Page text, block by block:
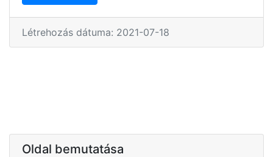
Létrehozás dátuma: 2021-07-18
Oldal bemutatása